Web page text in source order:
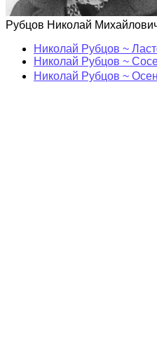
Рубцов Николай
Николай Рубцов ~
Николай Рубцов ~
Николай Рубцов ~